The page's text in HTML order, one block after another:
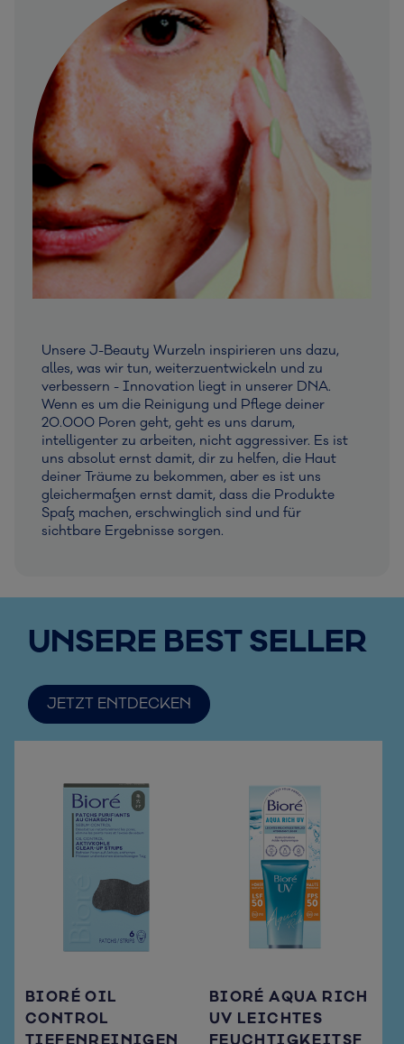
Unsere J-Beauty Wurzeln inspirieren uns dazu,
alles, was wir tun, weiterzuentwickeln und zu
verbessern - Innovation liegt in unserer DNA.
Wenn es um die Reinigung und Pflege deiner
20.000 Poren geht, geht es uns darum,
intelligenter zu arbeiten, nicht aggressiver. Es ist
uns absolut ernst damit, dir zu helfen, die Haut
deiner Träume zu bekommen, aber es ist uns
gleichermaßen ernst damit, dass die Produkte
Spaß machen, erschwinglich sind und für
sichtbare Ergebnisse sorgen.
UNSERE BEST SELLER
JETZT ENTDECKEN
BIORÉ OIL
CONTROL
TIEFENREINIGEN
BIORÉ AQUA RICH
UV LEICHTES
FEUCHTIGKEITSF